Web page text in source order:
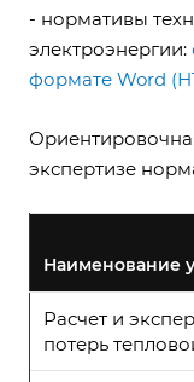
- нормативы
электроэнергии:
формате Word
экспертизе
Наименование
Расчет и
потерь